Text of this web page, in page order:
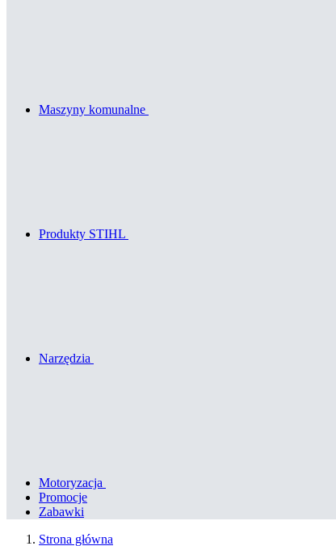
Maszyny komunalne
Produkty STIHL
Narzędzia
Motoryzacja
Promocje
Zabawki
Strona główna